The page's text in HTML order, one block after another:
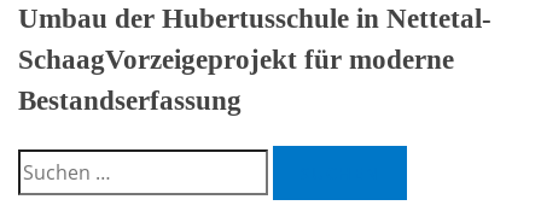
Post
navigation
Umbau der Hubertusschule in Nettetal-
SchaagVorzeigeprojekt für moderne
Bestandserfassung
Suchen